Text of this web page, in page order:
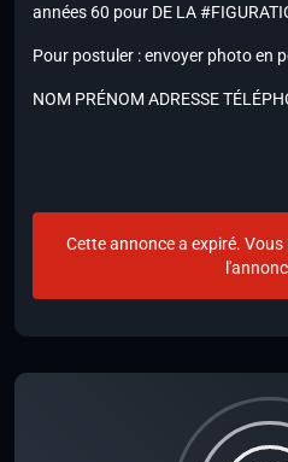
années 60 pour DE LA
Pour postuler : envoyer photo en
NOM PRÉNOM ADRESSE
Cette annonce a expiré.